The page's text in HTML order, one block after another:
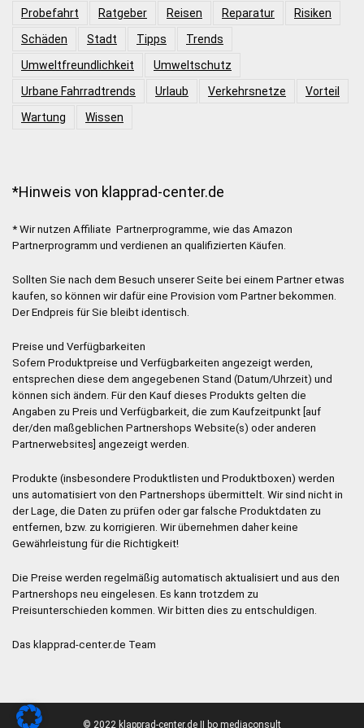
Probefahrt
Ratgeber Reisen Reparatur
Risiken
Schäden
Stadt Tipps
Trends
Umweltfreundlichkeit
Umweltschutz
Urbane Fahrradtrends
Urlaub Verkehrsnetze
Vorteil
Wartung
Wissen
*Hinweis von klapprad-center.de
* Wir nutzen Affiliate Partnerprogramme, wie das Amazon
Partnerprogramm und verdienen an qualifizierten Käufen.
Sollten Sie nach dem Besuch unserer Seite bei einem Partner etwas
kaufen, so können wir dafür eine Provision vom Partner bekommen.
Der Endpreis für Sie bleibt identisch.
Preise und Verfügbarkeiten
Sofern Produktpreise und Verfügbarkeiten angezeigt werden,
entsprechen diese dem angegebenen Stand (Datum/Uhrzeit) und
können sich ändern. Für den Kauf dieses Produkts gelten die
Angaben zu Preis und Verfügbarkeit, die zum Kaufzeitpunkt [auf
der/den maßgeblichen Partnershops Website(s) oder anderen
Partnerwebsites] angezeigt werden.
Produkte (insbesondere Produktlisten und Produktboxen) werden
uns automatisiert von den Partnershops übermittelt. Wir sind nicht in
der Lage, die Daten zu prüfen oder gar falsche Produktdaten zu
entfernen, bzw. zu korrigieren. Wir übernehmen daher keine
Gewährleistung für die Richtigkeit!
Die Preise werden regelmäßig automatisch aktualisiert und aus den
Partnershops neu eingelesen. Es kann trotzdem zu
Preisunterschieden kommen. Wir bitten dies zu entschuldigen.
Das klapprad-center.de Team
© 2022 klapprad-center.de II bo mediaconsult